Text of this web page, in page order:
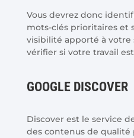
Vous devrez donc
mots-clés prioritaires et
visibilité apporté à votre
vérifier si votre travail
GOOGLE DISCOVER
Discover est le service
des contenus de qualité